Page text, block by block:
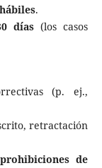
.
días(los casos
(p. ej.,
retractación
prohibiciones de